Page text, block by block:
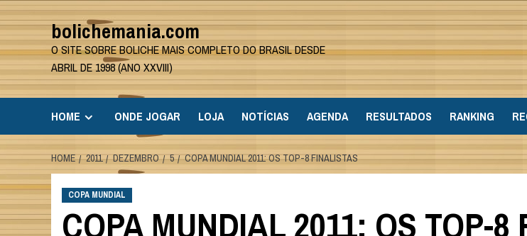
Skip
to
content
bolichemania.com
O SITE SOBRE BOLICHE MAIS COMPLETO DO BRASIL DESDE
ABRIL DE 1998 (ANO XXVIII)
HOME ONDE JOGAR LOJA NOTÍCIAS AGENDA RESULTADOS RANKING
HOME 2011 DEZEMBRO 5 COPA MUNDIAL 2011: OS TOP-8 FINALISTAS
COPA MUNDIAL
COPA MUNDIAL 2011: OS TOP-8